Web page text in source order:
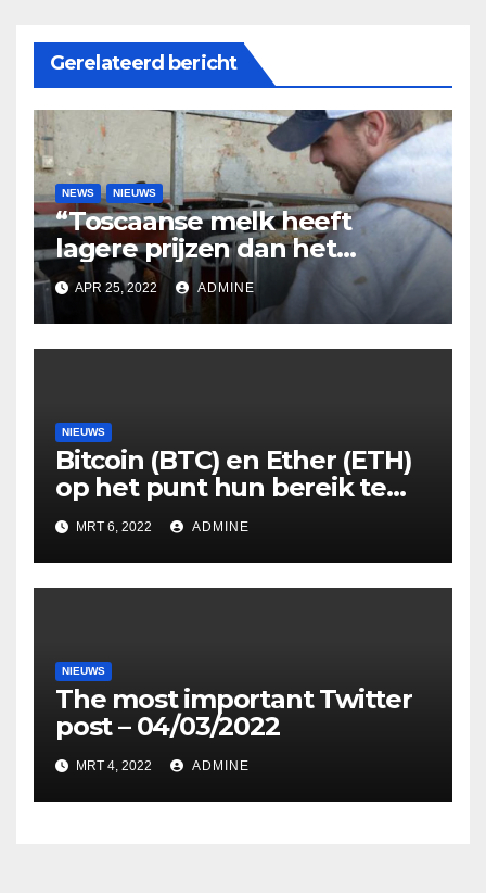
Gerelateerd bericht
NEWS NIEUWS
“Toscaanse melk heeft
lagere prijzen dan het
Italiaanse gemiddelde. Dus
de stallen lopen gevaar”
APR 25, 2022 ADMINE
NIEUWS
Bitcoin (BTC) en Ether (ETH)
op het punt hun bereik te
breken?
MRT 6, 2022 ADMINE
NIEUWS
The most important Twitter
post – 04/03/2022
MRT 4, 2022 ADMINE